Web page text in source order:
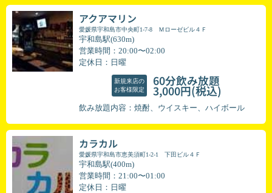
アクアマリン
愛媛県宇和島市中央町1-7-8 Ｍローゼビル４Ｆ
宇和島駅(630m)
営業時間：20:00〜02:00
定休日：日曜
新規来店の
お客様限定
60分飲み放題
3,000円(税込)
飲み放題内容：焼酎、ウイスキー、ハイボール
カラカル
愛媛県宇和島市恵美須町1-2-1 下田ビル４Ｆ
宇和島駅(400m)
営業時間：21:00〜01:00
定休日：日曜